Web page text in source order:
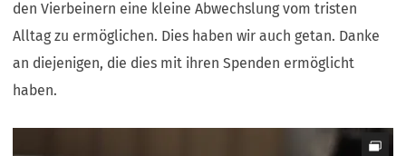
den Vierbeinern eine kleine Abwechslung vom tristen
Alltag zu ermöglichen. Dies haben wir auch getan. Danke
an diejenigen, die dies mit ihren Spenden ermöglicht
haben.